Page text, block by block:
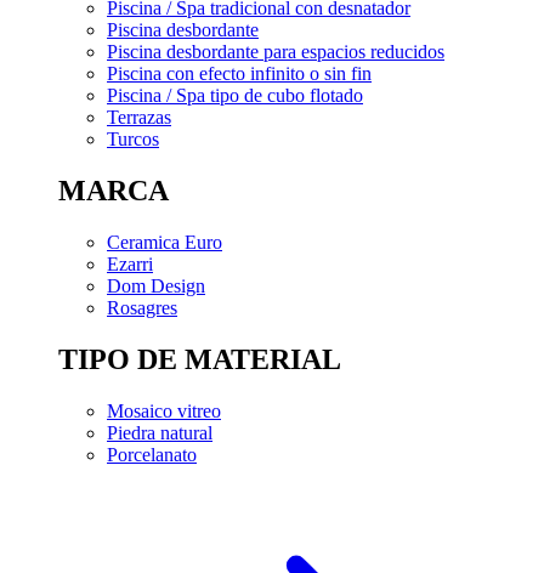
Piscina / Spa tradicional con desnatador
Piscina desbordante
Piscina desbordante para espacios reducidos
Piscina con efecto infinito o sin fin
Piscina / Spa tipo de cubo flotado
Terrazas
Turcos
MARCA
Ceramica Euro
Ezarri
Dom Design
Rosagres
TIPO DE MATERIAL
Mosaico vitreo
Piedra natural
Porcelanato